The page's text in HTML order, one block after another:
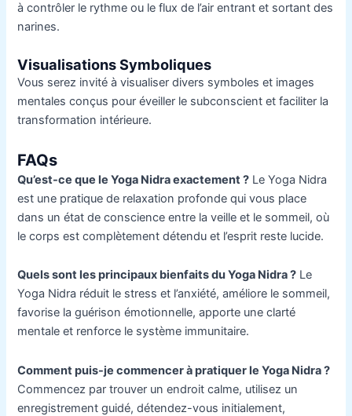
à contrôler le rythme ou le flux de l’air entrant et sortant des
narines.
Visualisations Symboliques
Vous serez invité à visualiser divers symboles et images
mentales conçus pour éveiller le subconscient et faciliter la
transformation intérieure.
FAQs
Qu’est-ce que le Yoga Nidra exactement ? Le Yoga Nidra
est une pratique de relaxation profonde qui vous place
dans un état de conscience entre la veille et le sommeil, où
le corps est complètement détendu et l’esprit reste lucide.
Quels sont les principaux bienfaits du Yoga Nidra ? Le
Yoga Nidra réduit le stress et l’anxiété, améliore le sommeil,
favorise la guérison émotionnelle, apporte une clarté
mentale et renforce le système immunitaire.
Comment puis-je commencer à pratiquer le Yoga Nidra ?
Commencez par trouver un endroit calme, utilisez un
enregistrement guidé, détendez-vous initialement,